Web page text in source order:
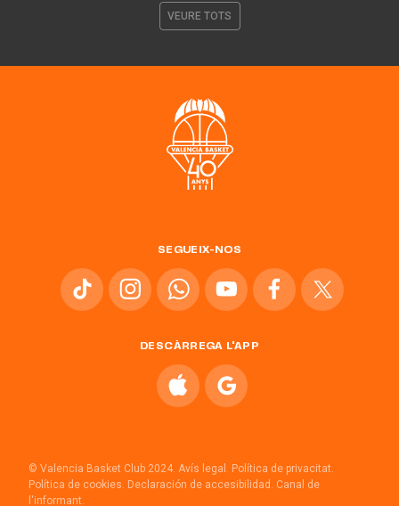
VEURE TOTS
SEGUEIX-NOS
DESCÀRREGA L'APP
© Valencia Basket Club 2024. Avís legal. Política de privacitat.
Política de cookies. Declaración de accesibilidad. Canal de
l'informant.